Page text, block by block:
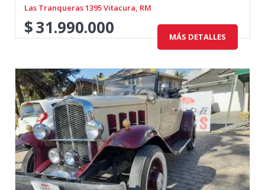
Las Tranqueras 1395 Vitacura, RM
$31.990.000 MÁS DETALLES